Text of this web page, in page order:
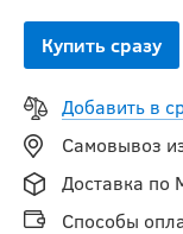
Купить сразу
Добавить в
Самовывоз
Доставка по
Способы